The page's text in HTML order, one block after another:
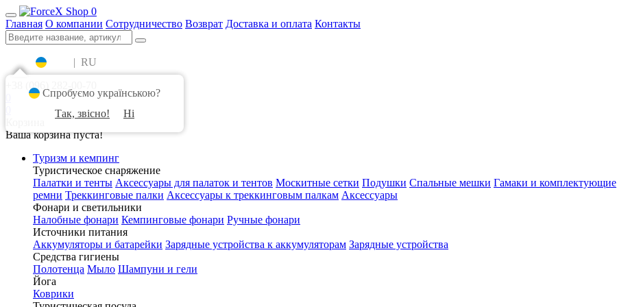
0
Главная О компании Сотрудничество Возврат Доставка и оплата Контакты
| RU
+38 (096) 282-00-70
Ваша корзина пуста!
Туризм и кемпинг
Туристическое снаряжение
Палатки и тенты Аксессуары для палаток и тентов Москитные сетки Подушки Спальные мешки Гамаки и комплектующие
ремни Треккинговые палки Аксессуары к треккинговым палкам Аксессуары
Фонари и светильники
Налобные фонари Кемпинговые фонари Ручные фонари
Источники питания
Аккумуляторы и батарейки Зарядные устройства к аккумуляторам Зарядные устройства
Средства гигиены
Полотенца Мыло Шампуни и гели
Йога
Коврики
Спробуємо українською?
Так, звісно!
Ні